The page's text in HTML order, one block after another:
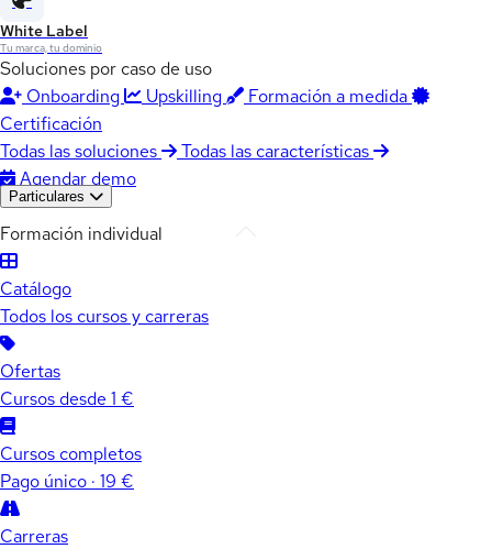
White Label
Tu marca, tu dominio
Soluciones por caso de uso
Onboarding
Upskilling
Formación a medida
Certificación
Todas las soluciones
Todas las características
Agendar demo
Particulares
Formación individual
Catálogo
Todos los cursos y carreras
Ofertas
Cursos desde 1 €
Cursos completos
Pago único · 19 €
Carreras